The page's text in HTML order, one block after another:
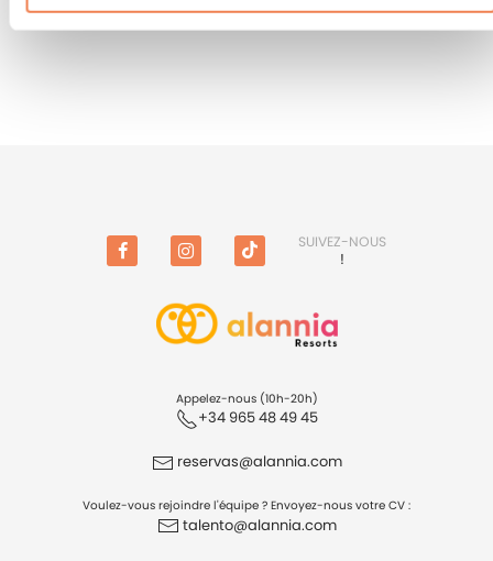
Profitez avec nous des saveurs les plus agréables !
anglais)
SUIVEZ-NOUS
!
Appelez-nous (10h-20h)
+34 965 48 49 45
reservas@alannia.com
Voulez-vous rejoindre l'équipe ? Envoyez-nous votre CV :
talento@alannia.com